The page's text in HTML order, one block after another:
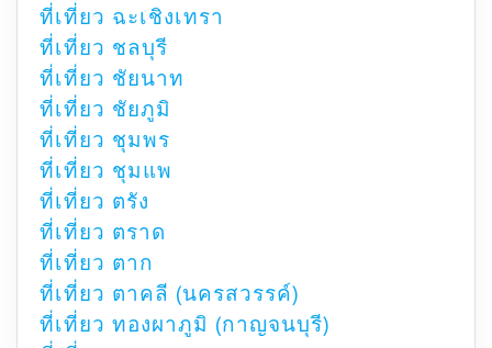
ที่เที่ยว ฉะเชิงเทรา
ที่เที่ยว ชลบุรี
ที่เที่ยว ชัยนาท
ที่เที่ยว ชัยภูมิ
ที่เที่ยว ชุมพร
ที่เที่ยว ชุมแพ
ที่เที่ยว ตรัง
ที่เที่ยว ตราด
ที่เที่ยว ตาก
ที่เที่ยว ตาคลี (นครสวรรค์)
ที่เที่ยว ทองผาภูมิ (กาญจนบุรี)